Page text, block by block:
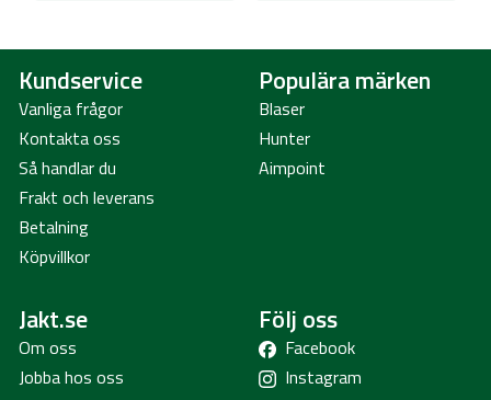
Kundservice
Vanliga frågor
Kontakta oss
Så handlar du
Frakt och leverans
Betalning
Köpvillkor
Populära märken
Blaser
Hunter
Aimpoint
Jakt.se
Om oss
Jobba hos oss
Följ oss
Facebook
Instagram